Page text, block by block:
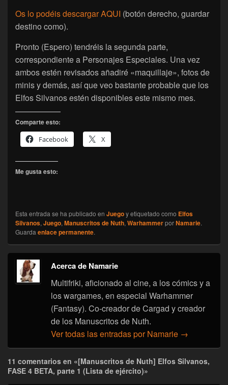
Os lo podéis descargar AQUI (botón derecho, guardar
destino como).
Pronto (Espero) tendréis la segunda parte,
correspondiente a Personajes Especiales. Una vez
ambos estén revisados añadiré «maquillaje», fotos de
minis y demás, así que veo bastante probable que los
Elfos Silvanos estén disponibles este mismo mes.
Comparte esto:
Facebook
X
Me gusta esto:
Esta entrada se ha publicado en Juegoy etiquetado como Elfos
Silvanos, Juego, Manuscritos de Nuth, WarhammerporNamarie.
Guarda enlace permanente.
Acerca de Namarie
Multifriki, aficionado al cine, a los cómics y a
los wargames, en especial Warhammer
(Fantasy). Co-creador de Cargad y creador
de los Manuscritos de Nuth.
Ver todas las entradas por Namarie →
11 comentarios en «[Manuscritos de Nuth] Elfos Silvanos,
FASE 4 BETA, parte 1 (Lista de ejército)»